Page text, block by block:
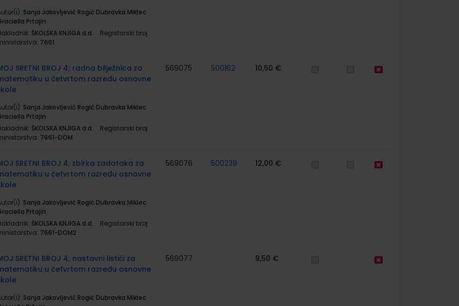
Sanja Jakovljević Rogić Dubravka Miklec
Prtajin
ŠKOLSKA KNJIGA d.d.
Registarski broj
7661
SRETNI BROJ 4; radna bilježnica za
u četvrtom razredu osnovne
Sanja Jakovljević Rogić Dubravka Miklec
Prtajin
ŠKOLSKA KNJIGA d.d.
Registarski broj
7661-DOM
569075 500162 10,50 €
SRETNI BROJ 4; zbirka zadataka za
u četvrtom razredu osnovne
Sanja Jakovljević Rogić Dubravka Miklec
Prtajin
ŠKOLSKA KNJIGA d.d.
Registarski broj
7661-DOM2
569076 500239 12,00 €
SRETNI BROJ 4; nastavni listići za
u četvrtom razredu osnovne
Sanja Jakovljević Rogić Dubravka Miklec
569077 9,50 €